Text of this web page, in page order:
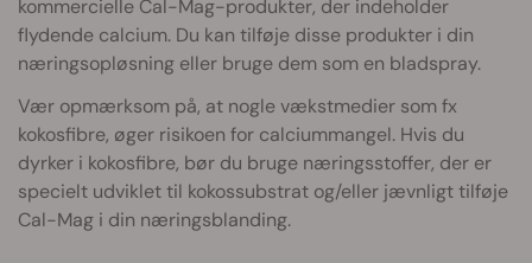
kommercielle Cal-Mag-produkter, der indeholder
flydende calcium. Du kan tilføje disse produkter i din
næringsopløsning eller bruge dem som en bladspray.
Vær opmærksom på, at nogle vækstmedier som fx
kokosfibre, øger risikoen for calciummangel. Hvis du
dyrker i kokosfibre, bør du bruge næringsstoffer, der er
specielt udviklet til kokossubstrat og/eller jævnligt tilføje
Cal-Mag i din næringsblanding.